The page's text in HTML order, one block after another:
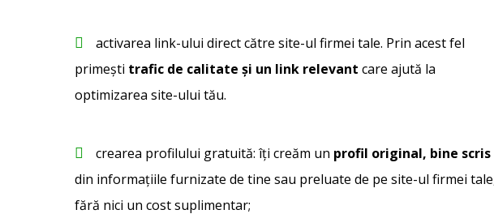
activarea link-ului direct către site-ul firmei tale. Prin acest fel
primești trafic de calitate și un link relevant care ajută la
optimizarea site-ului tău.
crearea profilului gratuită: îți creăm un profil original, bine scris
din informațiile furnizate de tine sau preluate de pe site-ul firmei
fără nici un cost suplimentar;